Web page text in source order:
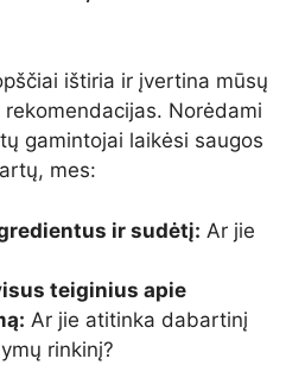
ištiria ir įvertina mūsų
Norėdami
gamintojai laikėsi saugos
mes:
ir sudėtį: Ar jie
teiginius apie
Ar jie atitinka dabartinį
rinkinį?